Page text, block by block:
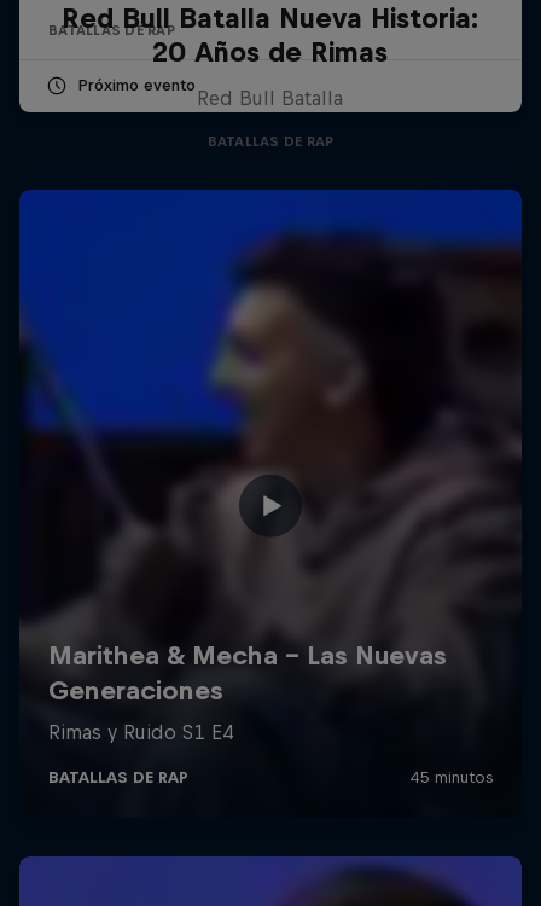
BATALLAS DE RAP
Próximo evento
Red Bull Batalla Nueva Historia:
20 Años de Rimas
Red Bull Batalla
BATALLAS DE RAP